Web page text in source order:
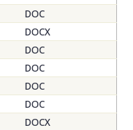
DOC
DOCX
DOC
DOC
DOC
DOC
DOCX